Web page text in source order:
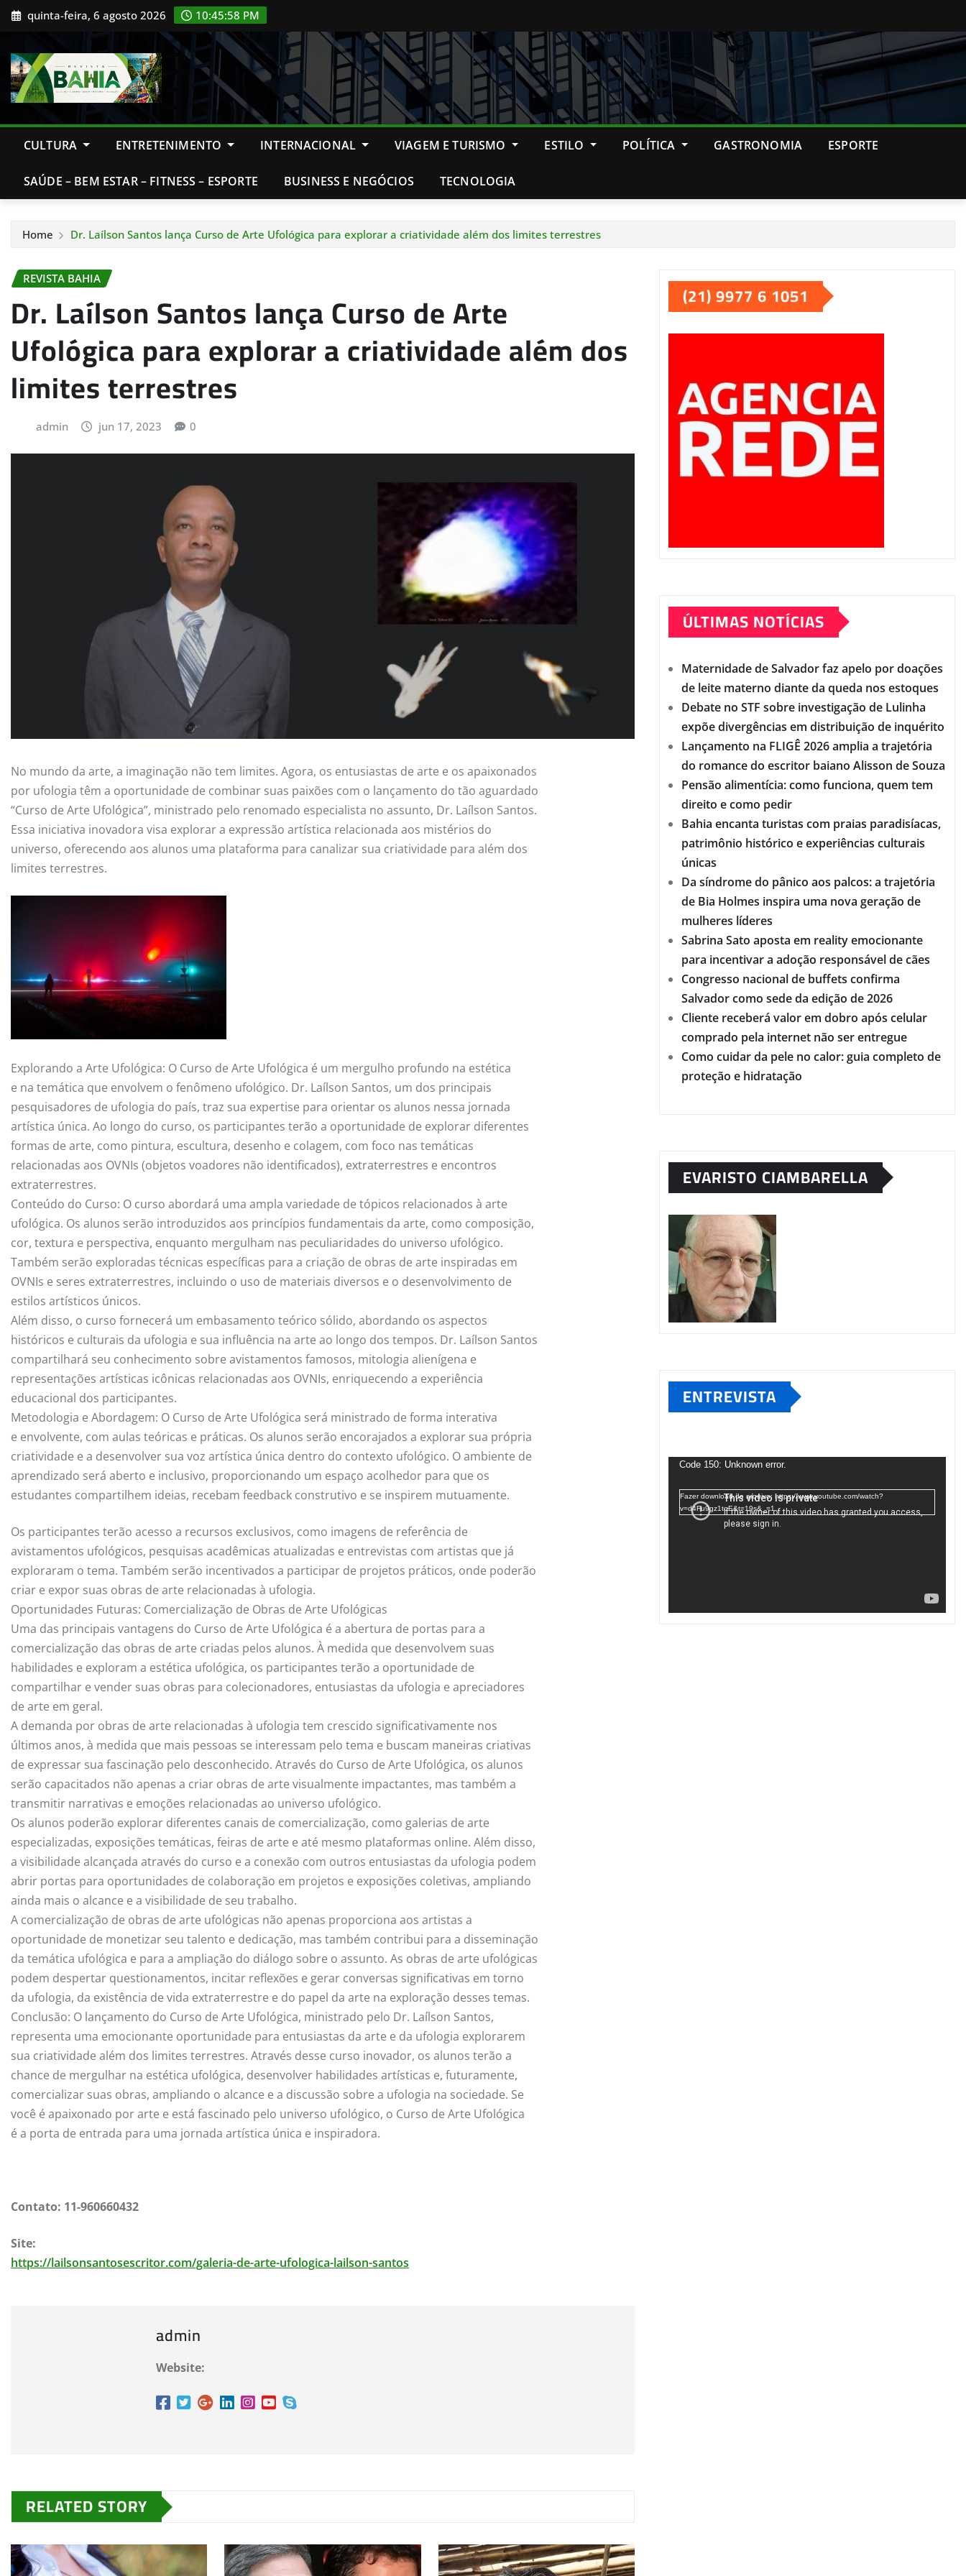
Skip quinta-feira, 6 agosto 2026 10:45:59 PM
CULTURA ENTRETENIMENTO INTERNACIONAL VIAGEM E TURISMO ESTILO POLÍTICA GASTRONOMIA ESPORTE
SAÚDE – BEM ESTAR – FITNESS – ESPORTE BUSINESS E NEGÓCIOS TECNOLOGIA
Home Dr. Laílson Santos lança Curso de Arte Ufológica para explorar a criatividade além dos limites terrestres
REVISTA BAHIA
Dr. Laílson Santos lança Curso de Arte
Ufológica para explorar a criatividade além dos
limites terrestres
admin jun 17, 2023 0
No mundo da arte, a imaginação não tem limites. Agora, os entusiastas de arte e os apaixonados
por ufologia têm a oportunidade de combinar suas paixões com o lançamento do tão aguardado
“Curso de Arte Ufológica”, ministrado pelo renomado especialista no assunto, Dr. Laílson Santos.
Essa iniciativa inovadora visa explorar a expressão artística relacionada aos mistérios do
universo, oferecendo aos alunos uma plataforma para canalizar sua criatividade para além dos
limites terrestres.
Explorando a Arte Ufológica: O Curso de Arte Ufológica é um mergulho profundo na estética
e na temática que envolvem o fenômeno ufológico. Dr. Laílson Santos, um dos principais
pesquisadores de ufologia do país, traz sua expertise para orientar os alunos nessa jornada
artística única. Ao longo do curso, os participantes terão a oportunidade de explorar diferentes
formas de arte, como pintura, escultura, desenho e colagem, com foco nas temáticas
relacionadas aos OVNIs (objetos voadores não identificados), extraterrestres e encontros
extraterrestres.
Conteúdo do Curso: O curso abordará uma ampla variedade de tópicos relacionados à arte
ufológica. Os alunos serão introduzidos aos princípios fundamentais da arte, como composição,
cor, textura e perspectiva, enquanto mergulham nas peculiaridades do universo ufológico.
Também serão exploradas técnicas específicas para a criação de obras de arte inspiradas em
OVNIs e seres extraterrestres, incluindo o uso de materiais diversos e o desenvolvimento de
estilos artísticos únicos.
Além disso, o curso fornecerá um embasamento teórico sólido, abordando os aspectos
históricos e culturais da ufologia e sua influência na arte ao longo dos tempos. Dr. Laílson Santos
compartilhará seu conhecimento sobre avistamentos famosos, mitologia alienígena e
representações artísticas icônicas relacionadas aos OVNIs, enriquecendo a experiência
educacional dos participantes.
Metodologia e Abordagem: O Curso de Arte Ufológica será ministrado de forma interativa
e envolvente, com aulas teóricas e práticas. Os alunos serão encorajados a explorar sua própria
criatividade e a desenvolver sua voz artística única dentro do contexto ufológico. O ambiente de
aprendizado será aberto e inclusivo, proporcionando um espaço acolhedor para que os
estudantes compartilhem ideias, recebam feedback construtivo e se inspirem mutuamente.
Os participantes terão acesso a recursos exclusivos, como imagens de referência de
avistamentos ufológicos, pesquisas acadêmicas atualizadas e entrevistas com artistas que já
exploraram o tema. Também serão incentivados a participar de projetos práticos, onde poderão
criar e expor suas obras de arte relacionadas à ufologia.
Oportunidades Futuras: Comercialização de Obras de Arte Ufológicas
Uma das principais vantagens do Curso de Arte Ufológica é a abertura de portas para a
comercialização das obras de arte criadas pelos alunos. À medida que desenvolvem suas
habilidades e exploram a estética ufológica, os participantes terão a oportunidade de
compartilhar e vender suas obras para colecionadores, entusiastas da ufologia e apreciadores
de arte em geral.
A demanda por obras de arte relacionadas à ufologia tem crescido significativamente nos
últimos anos, à medida que mais pessoas se interessam pelo tema e buscam maneiras criativas
de expressar sua fascinação pelo desconhecido. Através do Curso de Arte Ufológica, os alunos
serão capacitados não apenas a criar obras de arte visualmente impactantes, mas também a
transmitir narrativas e emoções relacionadas ao universo ufológico.
Os alunos poderão explorar diferentes canais de comercialização, como galerias de arte
especializadas, exposições temáticas, feiras de arte e até mesmo plataformas online. Além disso,
a visibilidade alcançada através do curso e a conexão com outros entusiastas da ufologia podem
abrir portas para oportunidades de colaboração em projetos e exposições coletivas, ampliando
ainda mais o alcance e a visibilidade de seu trabalho.
A comercialização de obras de arte ufológicas não apenas proporciona aos artistas a
oportunidade de monetizar seu talento e dedicação, mas também contribui para a disseminação
da temática ufológica e para a ampliação do diálogo sobre o assunto. As obras de arte ufológicas
podem despertar questionamentos, incitar reflexões e gerar conversas significativas em torno
da ufologia, da existência de vida extraterrestre e do papel da arte na exploração desses temas.
Conclusão: O lançamento do Curso de Arte Ufológica, ministrado pelo Dr. Laílson Santos,
representa uma emocionante oportunidade para entusiastas da arte e da ufologia explorarem
sua criatividade além dos limites terrestres. Através desse curso inovador, os alunos terão a
chance de mergulhar na estética ufológica, desenvolver habilidades artísticas e, futuramente,
comercializar suas obras, ampliando o alcance e a discussão sobre a ufologia na sociedade. Se
você é apaixonado por arte e está fascinado pelo universo ufológico, o Curso de Arte Ufológica
é a porta de entrada para uma jornada artística única e inspiradora.
Contato: 11-960660432
Site:
https://lailsonsantosescritor.com/galeria-de-arte-ufologica-lailson-santos
admin
Website:
RELATED STORY
(21) 9977 6 1051
ÚLTIMAS NOTÍCIAS
Maternidade de Salvador faz apelo por doações
de leite materno diante da queda nos estoques
Debate no STF sobre investigação de Lulinha
expõe divergências em distribuição de inquérito
Lançamento na FLIGÊ 2026 amplia a trajetória
do romance do escritor baiano Alisson de Souza
Pensão alimentícia: como funciona, quem tem
direito e como pedir
Bahia encanta turistas com praias paradisíacas,
patrimônio histórico e experiências culturais
únicas
Da síndrome do pânico aos palcos: a trajetória
de Bia Holmes inspira uma nova geração de
mulheres líderes
Sabrina Sato aposta em reality emocionante
para incentivar a adoção responsável de cães
Congresso nacional de buffets confirma
Salvador como sede da edição de 2026
Cliente receberá valor em dobro após celular
comprado pela internet não ser entregue
Como cuidar da pele no calor: guia completo de
proteção e hidratação
EVARISTO CIAMBARELLA
ENTREVISTA
deCode 150: Unknown error.
Fazer download do arquivo: https://www.youtube.com/watch?
v=d4Fu9gz1tqE&t=19s&_=1